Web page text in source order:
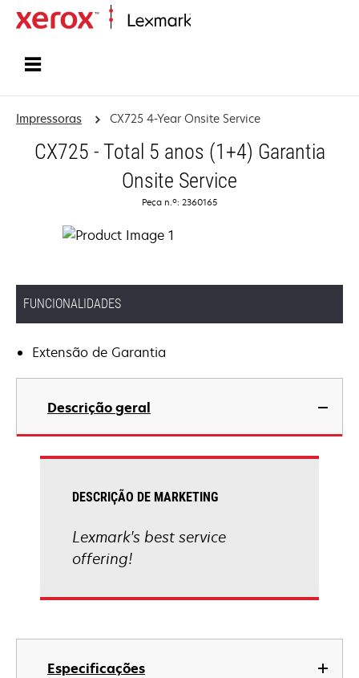
Impressoras CX725 4-Year Onsite Service
CX725 - Total 5 anos (1+4) Garantia
Onsite Service
Peça n.º: 2360165
FUNCIONALIDADES
Extensão de Garantia
Descrição geral
Especificações
DESCRIÇÃO DE MARKETING
Lexmark's best service
offering!